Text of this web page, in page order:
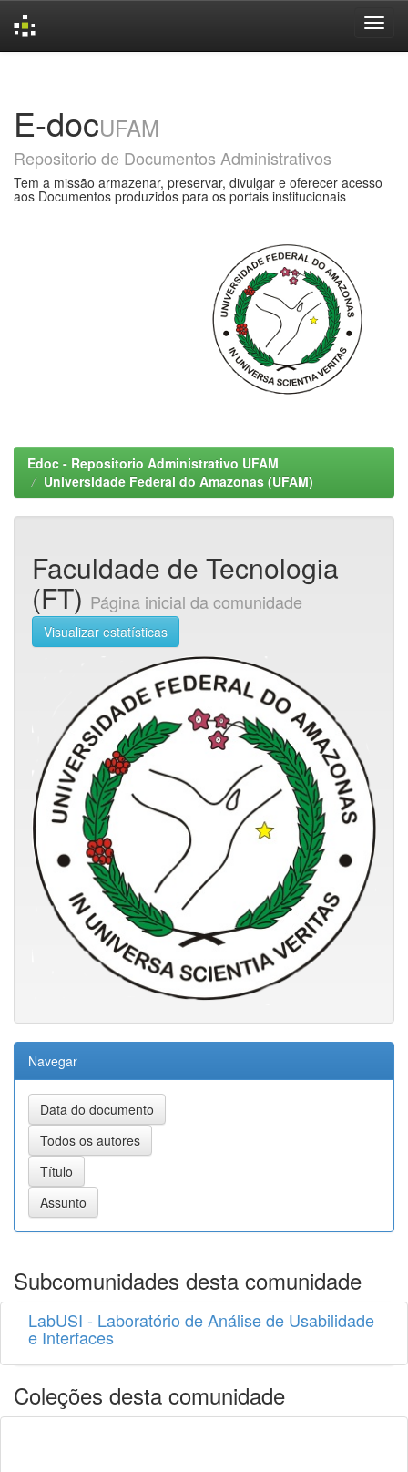
E-docUFAM
Repositorio de Documentos Administrativos
Tem a missão armazenar, preservar, divulgar e oferecer acesso
aos Documentos produzidos para os portais institucionais
Edoc - Repositorio Administrativo UFAM
Universidade Federal do Amazonas (UFAM)
Faculdade de Tecnologia
(FT) Página inicial da comunidade
Visualizar estatísticas
Navegar
Subcomunidades desta comunidade
LabUSI - Laboratório de Análise de Usabilidade
e Interfaces
Coleções desta comunidade